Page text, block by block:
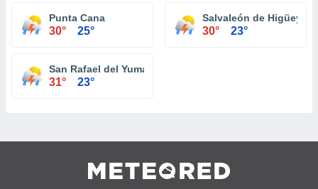
Punta Cana
30° 25°
Salvaleón de Higüey
30° 23°
San Rafael del Yuma
31° 23°